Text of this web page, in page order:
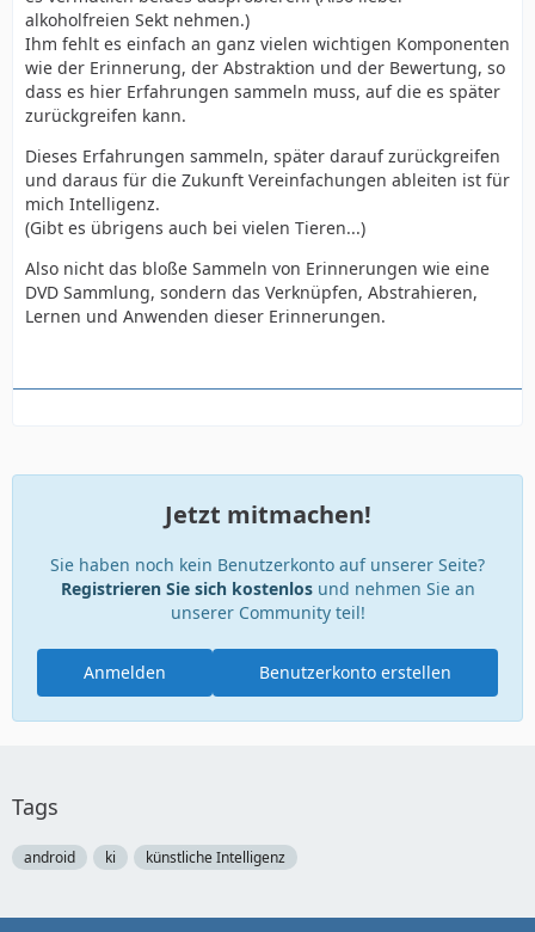
alkoholfreien Sekt nehmen.)
Ihm fehlt es einfach an ganz vielen wichtigen Komponenten
wie der Erinnerung, der Abstraktion und der Bewertung, so
dass es hier Erfahrungen sammeln muss, auf die es später
zurückgreifen kann.
Dieses Erfahrungen sammeln, später darauf zurückgreifen
und daraus für die Zukunft Vereinfachungen ableiten ist für
mich Intelligenz.
(Gibt es übrigens auch bei vielen Tieren...)
Also nicht das bloße Sammeln von Erinnerungen wie eine
DVD Sammlung, sondern das Verknüpfen, Abstrahieren,
Lernen und Anwenden dieser Erinnerungen.
Jetzt mitmachen!
Sie haben noch kein Benutzerkonto auf unserer Seite?
Registrieren Sie sich kostenlosund nehmen Sie an
unserer Community teil!
Benutzerkonto erstellen
Anmelden
Tags
android ki künstliche Intelligenz